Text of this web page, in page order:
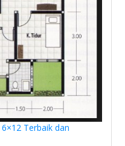
Terbaik dan